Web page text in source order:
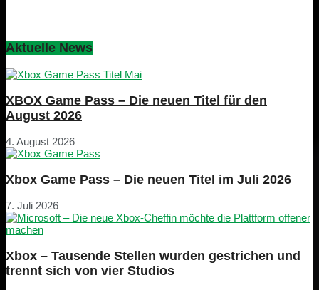
Aktuelle News
XBOX Game Pass – Die neuen Titel für den
August 2026
4. August 2026
Xbox Game Pass – Die neuen Titel im Juli 2026
7. Juli 2026
Xbox – Tausende Stellen wurden gestrichen und
trennt sich von vier Studios